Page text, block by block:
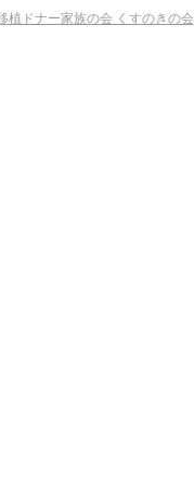
植ドナー家族の会 くすのきの会